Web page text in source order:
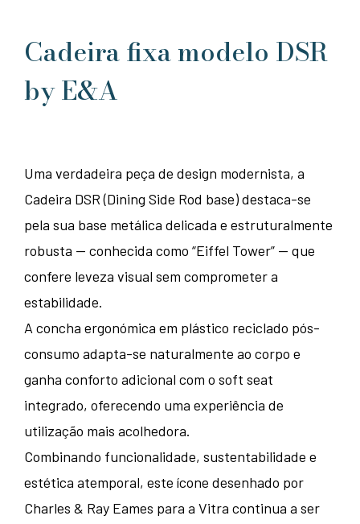
Cadeira fixa modelo DSR
by E&A
Uma verdadeira peça de design modernista, a
Cadeira DSR (Dining Side Rod base) destaca-se
pela sua base metálica delicada e estruturalmente
robusta — conhecida como “Eiffel Tower” — que
confere leveza visual sem comprometer a
estabilidade.
A concha ergonómica em plástico reciclado pós-
consumo adapta-se naturalmente ao corpo e
ganha conforto adicional com o soft seat
integrado, oferecendo uma experiência de
utilização mais acolhedora.
Combinando funcionalidade, sustentabilidade e
estética atemporal, este ícone desenhado por
Charles & Ray Eames para a Vitra continua a ser